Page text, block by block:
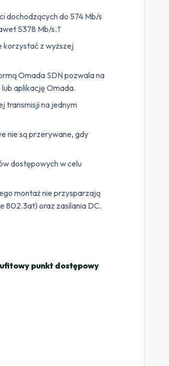
dochodzących do 574 Mb/s
5378 Mb/s.†
korzystać z wyższej
Omada SDN pozwala na
aplikację Omada.
transmisji na jednym
nie są przerywane, gdy
dostępowych w celu
montaż nie przysparzają
802.3at) oraz zasilania DC.
punkt dostępowy